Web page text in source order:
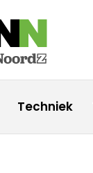
Techniek